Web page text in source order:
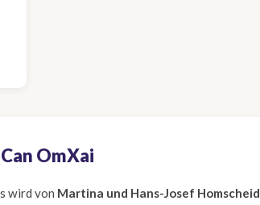
OmXai
wird von Martina und Hans-Josef Homscheid